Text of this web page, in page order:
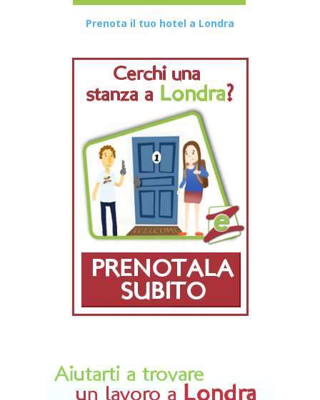
Prenota il tuo hotel a Londra